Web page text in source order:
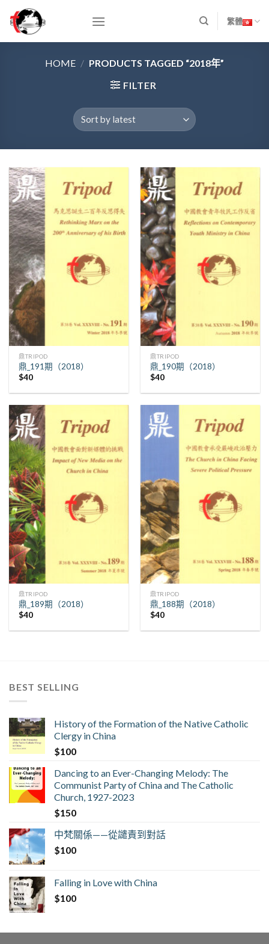
content
繁體
HOME / PRODUCTS TAGGED “2018年”
FILTER
鼎TRIPOD
鼎_191期（2018）
$40
鼎TRIPOD
鼎_190期（2018）
$40
鼎TRIPOD
鼎_189期（2018）
$40
鼎TRIPOD
鼎_188期（2018）
$40
BEST SELLING
History of the Formation of the Native Catholic
Clergy in China
$100
Dancing to an Ever-Changing Melody: The
Communist Party of China and The Catholic
Church, 1927-2023
$150
中梵關係——從譴責到對話
$100
Falling in Love with China
$100